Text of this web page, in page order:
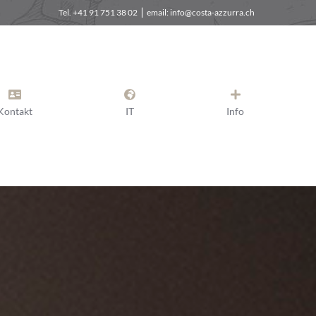
Tel. +41 91 751 38 02 ⎪ email: info@costa-azzurra.ch
IT Info